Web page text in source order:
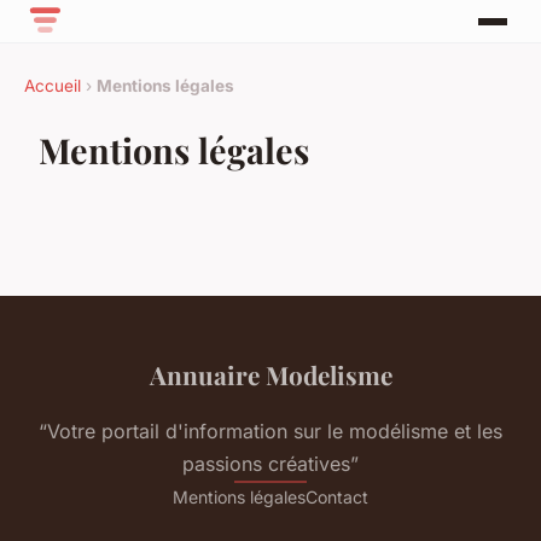
Accueil › Mentions légales
Mentions légales
Annuaire Modelisme
“Votre portail d'information sur le modélisme et les
passions créatives”
Mentions légalesContact